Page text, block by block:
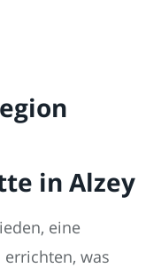
in Alzey
eine
was